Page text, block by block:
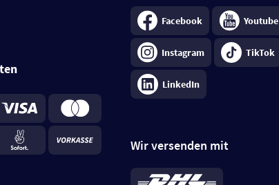
Facebook Youtube
Instagram TikTok
LinkedIn
Wir versenden mit